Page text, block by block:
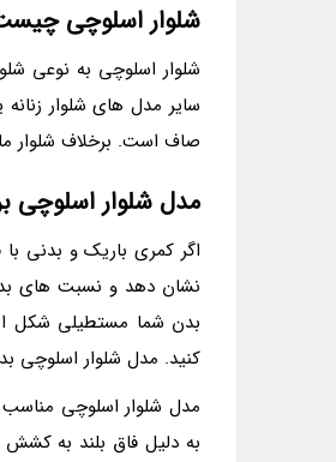
شلوار اسلوچی
شلوار اسلوچی به نوعی
سایر مدل های شلوار
صاف است. برخلاف شلوار
مدل شلوار
اگر کمری باریک و بدنی
نشان دهد و نسبت های
بدن شما مستطیلی شکل
کنید. مدل شلوار اسلوچی
مدل شلوار اسلوچی مناسب
به دلیل فاق بلند به